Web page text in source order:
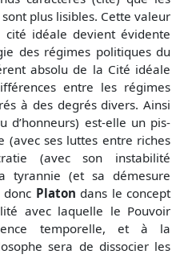
plus lisibles. Cette valeur
idéale devient évidente
des régimes politiques du
absolu de la Cité idéale
entre les régimes
à des degrés divers. Ainsi
d’honneurs) est-elle un pis-
(avec ses luttes entre riches
(avec son instabilité
tyrannie (et sa démesure
donc Platon dans le concept
avec laquelle le Pouvoir
temporelle, et à la
sera de dissocier les